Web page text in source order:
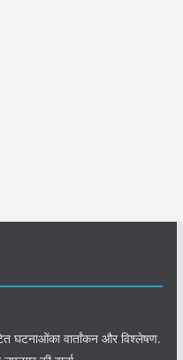
घटनाओंका वार्तांकन और विश्लेषण.